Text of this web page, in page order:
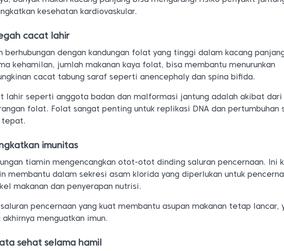
kesehatan kardiovaskular.
cacat lahir
berhubungan dengan kandungan folat yang tinggi dalam kacang
kehamilan, jumlah makanan kaya folat, bisa membantu menurunkan
cacat tabung saraf seperti anencephaly dan spina bifida.
lahir seperti anggota badan dan malformasi jantung adalah akibat dari
folat. Folat sangat penting untuk replikasi DNA dan pertumbuhan
tepat.
imunitas
tiamin mengencangkan otot-otot dinding saluran pencernaan. Ini
membantu dalam sekresi asam klorida yang diperlukan untuk
makanan dan penyerapan nutrisi.
saluran pencernaan yang kuat membantu asupan makanan tetap lancar,
akhirnya menguatkan imun.
sehat selama hamil